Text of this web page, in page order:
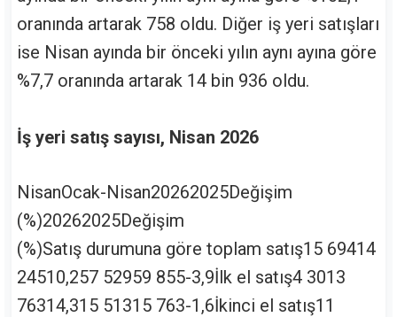
oranında artarak 758 oldu. Diğer iş yeri satışları
ise Nisan ayında bir önceki yılın aynı ayına göre
%7,7 oranında artarak 14 bin 936 oldu.
İş yeri satış sayısı, Nisan 2026
NisanOcak-Nisan20262025Değişim
(%)20262025Değişim
(%)Satış durumuna göre toplam satış15 69414
24510,257 52959 855-3,9İlk el satış4 3013
76314,315 51315 763-1,6İkinci el satış11